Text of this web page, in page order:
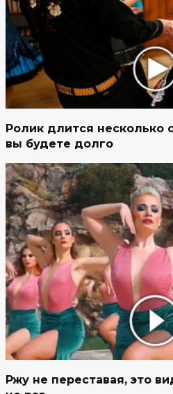
Ролик длится несколько
вы будете долго
Ржу не переставая, это